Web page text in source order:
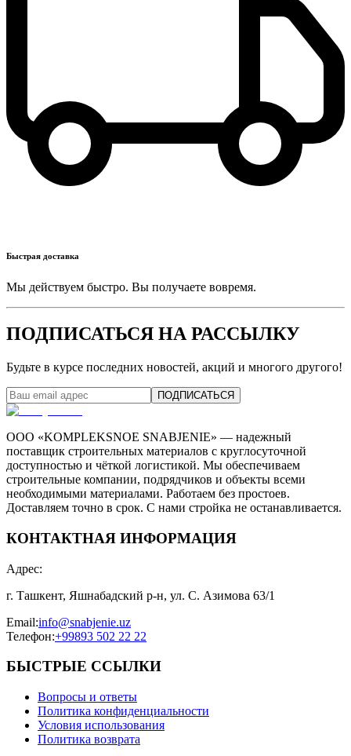
Быстрая доставка
Мы действуем быстро. Вы получаете вовремя.
ПОДПИСАТЬСЯ НА РАССЫЛКУ
Будьте в курсе последних новостей, акций и многого другого!
ПОДПИСАТЬСЯ
ООО «KOMPLEKSNOE SNABJENIE» — надежный
поставщик строительных материалов с круглосуточной
доступностью и чёткой логистикой. Мы обеспечиваем
строительные компании, подрядчиков и объекты всеми
необходимыми материалами. Работаем без простоев.
Доставляем точно в срок. С нами стройка не останавливается.
КОНТАКТНАЯ ИНФОРМАЦИЯ
Адрес:
г. Ташкент, Яшнабадский р-н, ул. С. Азимова 63/1
Email:info@snabjenie.uz
Телефон:+99893 502 22 22
БЫСТРЫЕ ССЫЛКИ
Вопросы и ответы
Политика конфиденциальности
Условия использования
Политика возврата